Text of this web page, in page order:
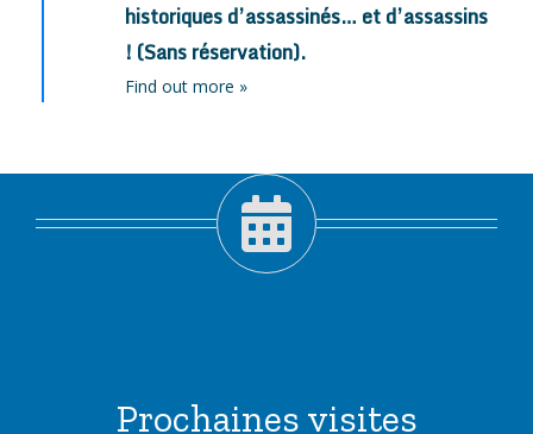
historiques d’assassinés… et d’assassins
! (Sans réservation).
Find out more »
Prochaines visites